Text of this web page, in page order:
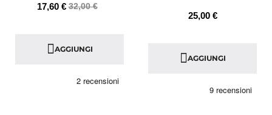
17,60 € 32,00 €
AGGIUNGI
25,00 €
AGGIUNGI